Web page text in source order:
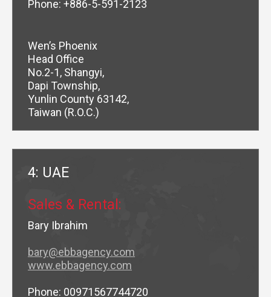
Phone: +886-5-591-2123
Wen’s Phoenix
Head Office
No.2-1, Shangyi,
Dapi Township,
Yunlin County 63142,
Taiwan (R.O.C.)
4: UAE
Sales & Rental:
Bary Ibrahim
bary@ebbagency.com
www.ebbagency.com
Phone: 00971567744720